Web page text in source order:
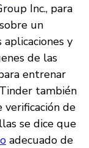
Inc., para
un
y
de las
entrenar
también
verificación de
se dice que
adecuado de